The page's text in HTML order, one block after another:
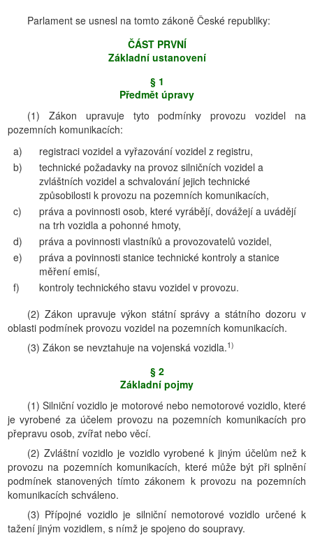
Parlament se usnesl na tomto zákoně České republiky:
ČÁST PRVNĺ
Základní ustanovení
§ 1
Předmět úpravy
(1) Zákon upravuje tyto podmínky provozu vozidel na
pozemních komunikacích:
a)
registraci vozidel a vyřazování vozidel z registru,
b)
technické požadavky na provoz silničních vozidel a
zvláštních vozidel a schvalování jejich technické
způsobilosti k provozu na pozemních komunikacích,
c)
práva a povinnosti osob, které vyrábějí, dovážejí a uvádějí
na trh vozidla a pohonné hmoty,
d)
práva a povinnosti vlastníků a provozovatelů vozidel,
e)
práva a povinnosti stanice technické kontroly a stanice
měření emisí,
f)
kontroly technického stavu vozidel v provozu.
(2) Zákon upravuje výkon státní správy a státního dozoru v
oblasti podmínek provozu vozidel na pozemních komunikacích.
(3) Zákon se nevztahuje na vojenská vozidla.1)
§ 2
Základní pojmy
(1) Silniční vozidlo je motorové nebo nemotorové vozidlo, které
je vyrobené za účelem provozu na pozemních komunikacích pro
přepravu osob, zvířat nebo věcí.
(2) Zvláštní vozidlo je vozidlo vyrobené k jiným účelům než k
provozu na pozemních komunikacích, které může být při splnění
podmínek stanovených tímto zákonem k provozu na pozemních
komunikacích schváleno.
(3) Přípojné vozidlo je silniční nemotorové vozidlo určené k
tažení jiným vozidlem, s nímž je spojeno do soupravy.